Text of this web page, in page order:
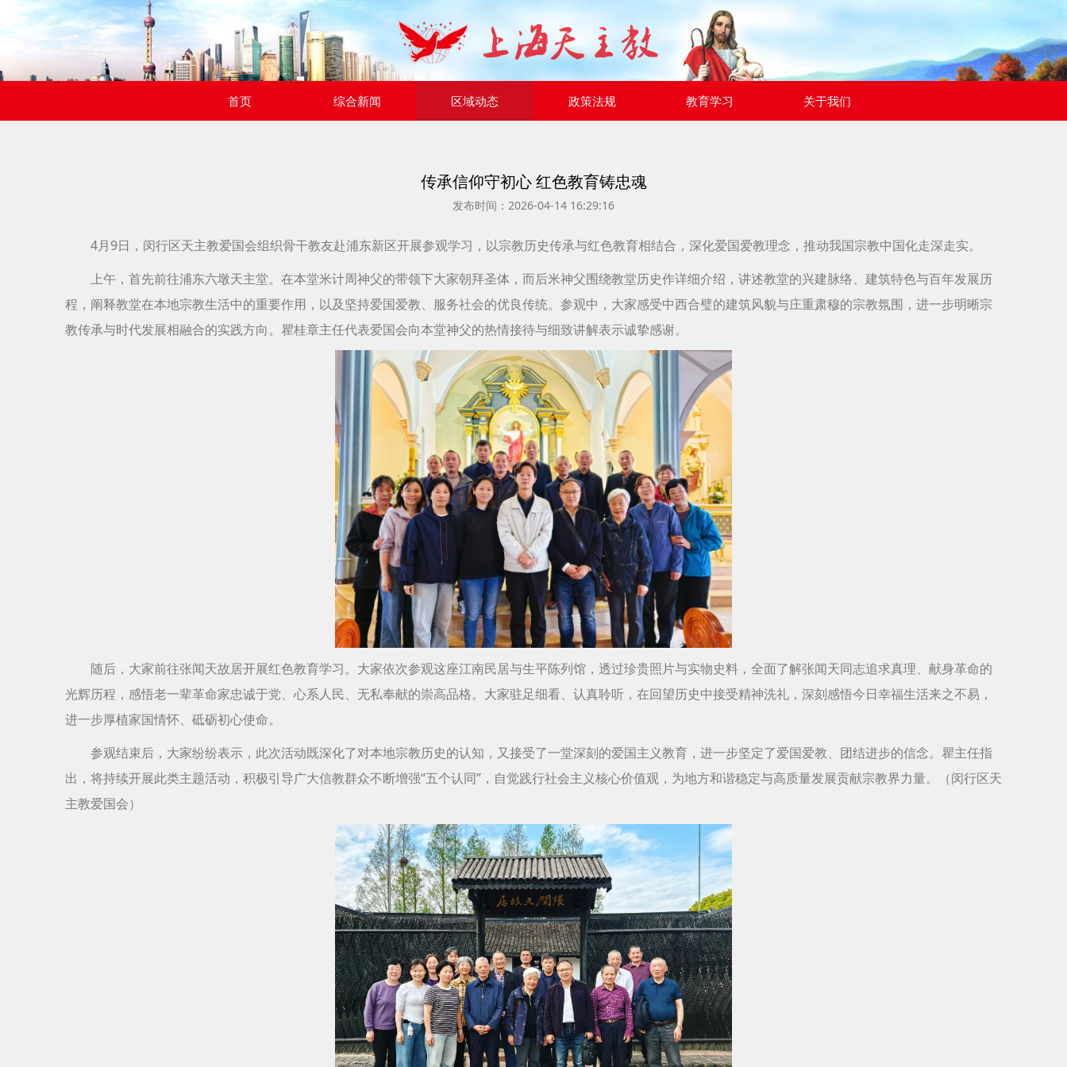
首页 综合新闻 区域动态 政策法规 教育学习 关于我们
传承信仰守初心 红色教育铸忠魂
发布时间：2026-04-14 16:29:16
4月9日，闵行区天主教爱国会组织骨干教友赴浦东新区开展参观学习，以宗教历史传承与红色教育相结合，深化爱国爱教理念，推动我国宗教中国化走深走实。
上午，首先前往浦东六墩天主堂。在本堂米计周神父的带领下大家朝拜圣体，而后米神父围绕教堂历史作详细介绍，讲述教堂的兴建脉络、建筑特色与百年发展历
程，阐释教堂在本地宗教生活中的重要作用，以及坚持爱国爱教、服务社会的优良传统。参观中，大家感受中西合璧的建筑风貌与庄重肃穆的宗教氛围，进一步明晰宗
教传承与时代发展相融合的实践方向。瞿桂章主任代表爱国会向本堂神父的热情接待与细致讲解表示诚挚感谢。
随后，大家前往张闻天故居开展红色教育学习。大家依次参观这座江南民居与生平陈列馆，透过珍贵照片与实物史料，全面了解张闻天同志追求真理、献身革命的
光辉历程，感悟老一辈革命家忠诚于党、心系人民、无私奉献的崇高品格。大家驻足细看、认真聆听，在回望历史中接受精神洗礼，深刻感悟今日幸福生活来之不易，
进一步厚植家国情怀、砥砺初心使命。
参观结束后，大家纷纷表示，此次活动既深化了对本地宗教历史的认知，又接受了一堂深刻的爱国主义教育，进一步坚定了爱国爱教、团结进步的信念。瞿主任指
出，将持续开展此类主题活动，积极引导广大信教群众不断增强“五个认同”，自觉践行社会主义核心价值观，为地方和谐稳定与高质量发展贡献宗教界力量。（闵行区天
主教爱国会）